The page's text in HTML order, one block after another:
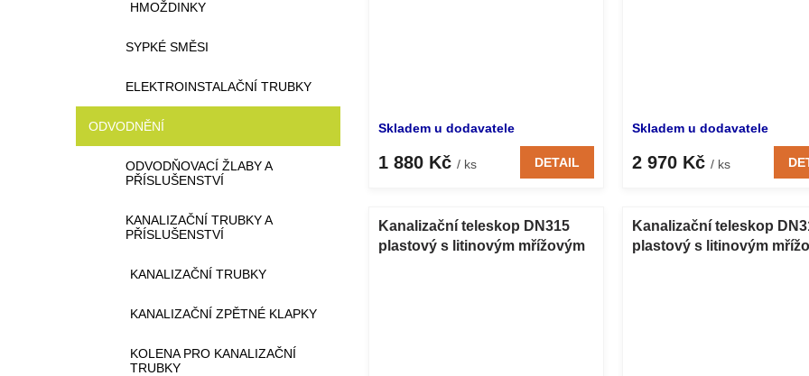
HMOŽDINKY
SYPKÉ SMĚSI
ELEKTROINSTALAČNÍ TRUBKY
ODVODNĚNÍ
ODVODŇOVACÍ ŽLABY A
PŘÍSLUŠENSTVÍ
KANALIZAČNÍ TRUBKY A
PŘÍSLUŠENSTVÍ
KANALIZAČNÍ TRUBKY
KANALIZAČNÍ ZPĚTNÉ KLAPKY
KOLENA PRO KANALIZAČNÍ
TRUBKY
Skladem u dodavatele
1 880 Kč / ks DETAIL
Skladem u dodavatele
2 970 Kč / ks
Kanalizační teleskop DN315
plastový s litinovým mřížovým
Kanalizační teleskop
plastový s litinovým